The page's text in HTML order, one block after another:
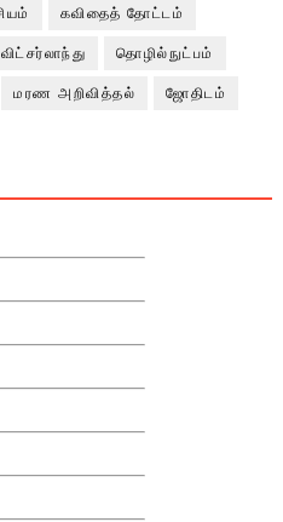
கவிதைத் தோட்டம்
தொழில்நுட்பம்
மரண அறிவித்தல் ஜோதிடம்